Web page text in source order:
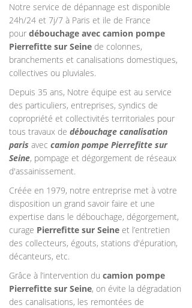
Notre service de dépannage est disponible
24h/24 et 7j/7 à Paris et ile de France
pour débouchage avec camion pompe
Pierrefitte sur Seine de colonnes,
branchements et canalisations domestiques,
collectives ou pluviales.
Depuis 35 ans, Notre équipe est au service
des particuliers, entreprises, syndics de
copropriété et collectivités territoriales pour
tous travaux de débouchage canalisation
paris avec camion pompe Pierrefitte sur
Seine, pompage et dégorgement de réseaux
d'assainissement.
Créée en 1979, notre entreprise met à votre
disposition un grand savoir faire et une
expertise dans le débouchage, dégorgement,
curage Pierrefitte sur Seine et l’entretien
des collecteurs, égouts, stations d'épuration,
décanteurs, etc.
Grâce à l’intervention du camion pompe
Pierrefitte sur Seine, on évite la dégradation
des canalisations, les remontées de